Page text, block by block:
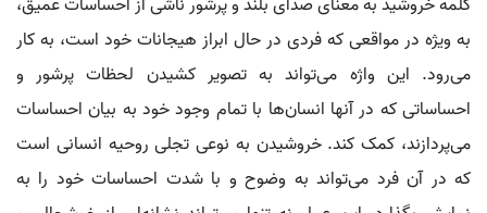
به ویژه در مواقعی که فردی در حال ابراز هیجانات خود است، به کار
می‌رود. این واژه می‌تواند به تصویر کشیدن لحظات پرشور و
احساساتی که در آنها انسان‌ها با تمام وجود خود به بیان احساسات
می‌پردازند، کمک کند. خروشیدن به نوعی تجلی روحیه انسانی است
که در آن فرد می‌تواند به وضوح و با شدت احساسات خود را به